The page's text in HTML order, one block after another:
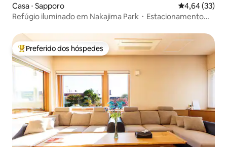
Casa ⋅ Sapporo 4,64 de uma
4,64 (33)
Refúgio iluminado em Nakajima Park・Estacionamento・
Entre os melhores preferidos dos hóspedes
Preferido dos hóspedes